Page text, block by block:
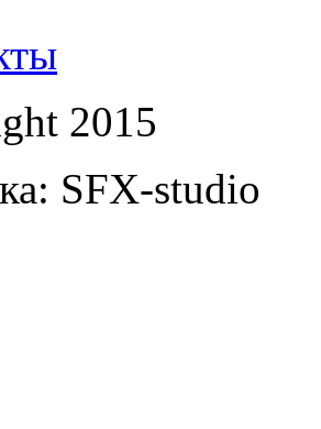
2015
SFX-studio